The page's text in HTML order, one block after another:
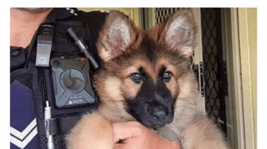
podejrzewana jest o popełnienia przestępstwa na
tle czynności seksualnych przy udziale zwierząt.
Przed kilkoma dniami policja oraz fundacja
walcząca w obronie praw zwierząt interweniowała
w Sochaczewie w domu kobiety kojarzonej z
wrzucania filmików na aplikację TikTok. Relacja z
przeprowadzonych działań pokazuje, że znęcanie
się nad zwierzętami może mieć różne oblicza.